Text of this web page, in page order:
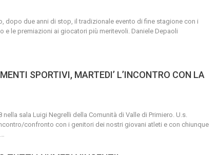
dopo due anni di stop, il tradizionale evento di fine stagione con i
e le premiazioni ai giocatori più meritevoli. Daniele Depaoli
SPORTIVI, MARTEDI’ L’INCONTRO CON LA
sala Luigi Negrelli della Comunità di Valle di Primiero. U.s.
confronto con i genitori dei nostri giovani atleti e con chiunque
…